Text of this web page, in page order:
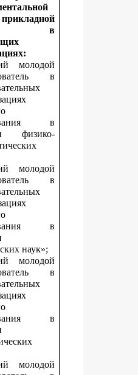
в
молодой
в
в
физико-
молодой
в
в
наук»;
молодой
в
в
молодой